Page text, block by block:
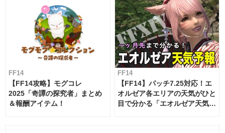
FF14
【FF14攻略】モグコレ
2025「奇譚の探究者」まとめ
＆報酬アイテム！
FF14
【FF14】パッチ7.25対応！エ
オルゼア各エリアの天気がひと
目で分かる「エオルゼア天気予